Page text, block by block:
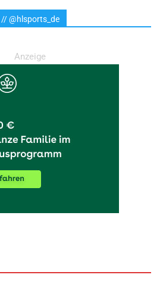
// @hlsports_de
Anzeige